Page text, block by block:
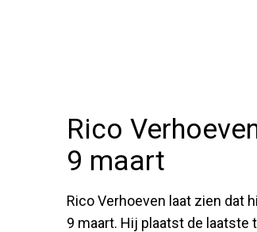
Rico
9 maart
Rico Verhoeven laat zien dat
9 maart. Hij plaatst de